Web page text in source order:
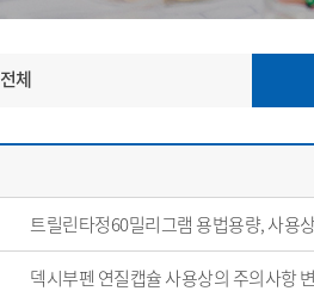
전체
트릴린타정60밀리그램 용법용량, 사용
덱시부펜 연질캡슐 사용상의 주의사항